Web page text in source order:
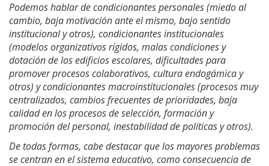
Podemos hablar de condicionantes personales (miedo al
cambio, baja motivación ante el mismo, bajo sentido
institucional y otros), condicionantes institucionales
(modelos organizativos rígidos, malas condiciones y
dotación de los edificios escolares, dificultades para
promover procesos colaborativos, cultura endogámica y
otros) y condicionantes macroinstitucionales (procesos muy
centralizados, cambios frecuentes de prioridades, baja
calidad en los procesos de selección, formación y
promoción del personal, inestabilidad de políticas y otros).
De todas formas, cabe destacar que los mayores problemas
se centran en el sistema educativo, como consecuencia de